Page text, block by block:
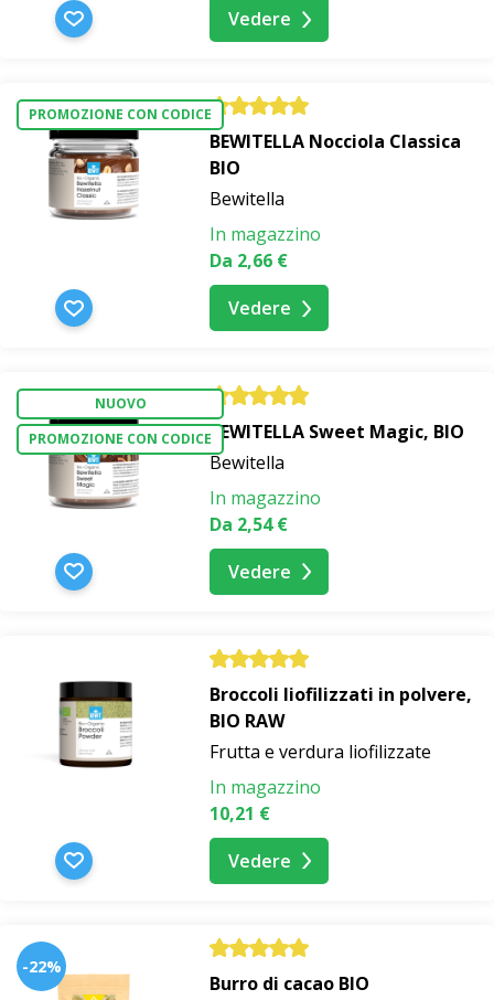
Vedere
PROMOZIONE CON CODICE
BEWITELLA Nocciola Classica
BIO
Bewitella
In magazzino
Da 2,66 €
Vedere
NUOVO
PROMOZIONE CON CODICEBEWITELLA Sweet Magic, BIO
Bewitella
In magazzino
Da 2,54 €
Vedere
Broccoli liofilizzati in polvere,
BIO RAW
Frutta e verdura liofilizzate
In magazzino
10,21 €
Vedere
-22%
Burro di cacao BIO